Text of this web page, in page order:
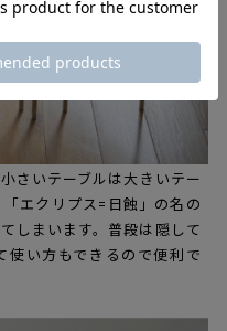
さいテーブルは大きいテー
エクリプス=日蝕」の名の
しまいます。普段は隠して
使い方もできるので便利で